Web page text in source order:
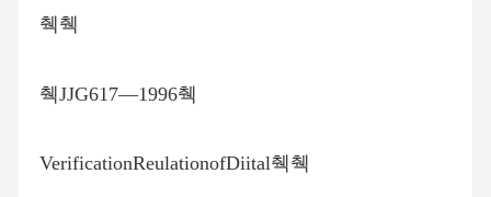
췍췍
췍JJG617—1996췍
VerificationReulationofDiital췍췍